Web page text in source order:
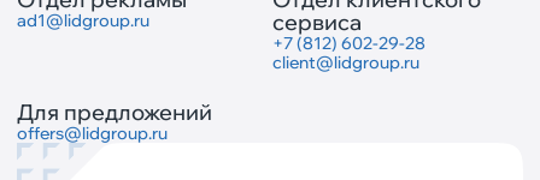
ad1@lidgroup.ru
сервиса
+7 (812) 602-29-28
client@lidgroup.ru
Для предложений
offers@lidgroup.ru